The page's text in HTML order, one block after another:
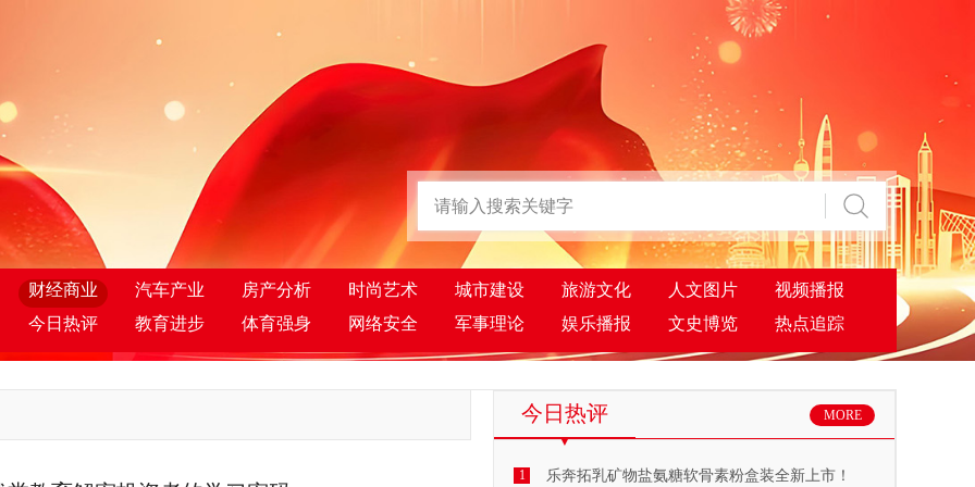
财经商业 汽车产业 房产分析 时尚艺术 城市建设 旅游文化 人文图片
视频播报
今日热评
教育进步 体育强身 网络安全 军事理论 娱乐播报 文史博览 热点追踪
今日热评 MORE
1 乐奔拓乳矿物盐氨糖软骨素粉盒装全新上市！